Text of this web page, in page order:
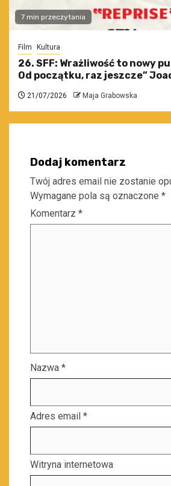
7 min przeczytania
Film Kultura
26. SFF: Wrażliwość to nowy
Od początku, raz jeszcze”
21/07/2026 Maja Grabowska
Dodaj komentarz
Twój adres email nie zostanie
Wymagane pola są oznaczone *
Komentarz *
Nazwa *
Adres email *
Witryna internetowa